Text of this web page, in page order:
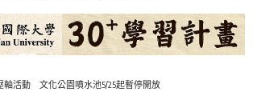
軸活動 文化公園噴水池5/25起暫停開放